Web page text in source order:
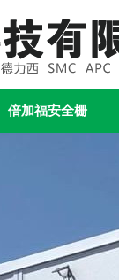
倍加福安全栅